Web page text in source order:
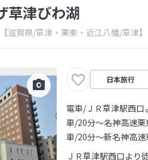
草津びわ湖
【滋賀県/草津・栗東・近江八幡/草津】
日本旅行
電車/ＪＲ草津駅西口
車/20分～名神高速
車/20分～新名神高
ＪＲ草津駅西口より